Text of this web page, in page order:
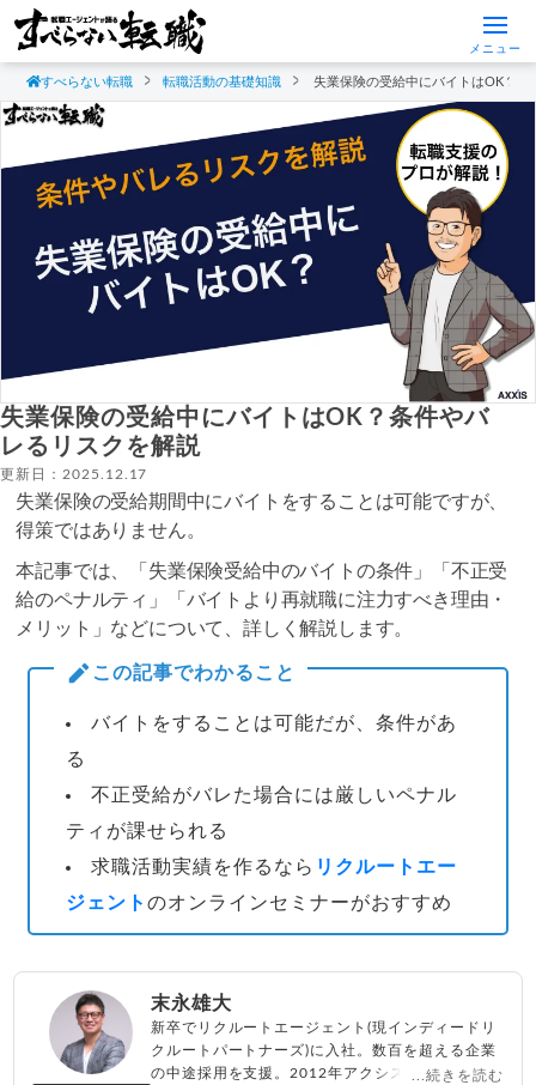
メニュー
すべらない転職 転職活動の基礎知識 失業保険の受給中にバイトはOK？条
失業保険の受給中にバイトはOK？条件やバ
レるリスクを解説
更新日：2025.12.17
失業保険の受給期間中にバイトをすることは可能ですが、
得策ではありません。
本記事では、「失業保険受給中のバイトの条件」「不正受
給のペナルティ」「バイトより再就職に注力すべき理由・
メリット」などについて、詳しく解説します。
この記事でわかること
バイトをすることは可能だが、条件があ
る
不正受給がバレた場合には厳しいペナル
ティが課せられる
求職活動実績を作るなら リクルートエー
ジェントのオンラインセミナーがおすすめ
末永雄大
新卒でリクルートエージェント(現インディードリ
クルートパートナーズ)に入社。数百を超える企業
の中途採用を支援。2012年アクシス(株)設立、代
...続きを読む